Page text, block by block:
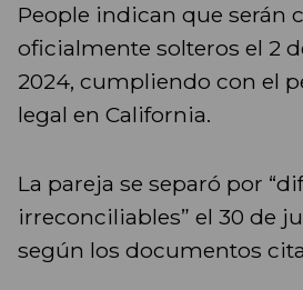
People indican que serán
oficialmente solteros el 2
2024, cumpliendo con el
legal en California.
La pareja se separó por
irreconciliables” el 30 de
según los documentos